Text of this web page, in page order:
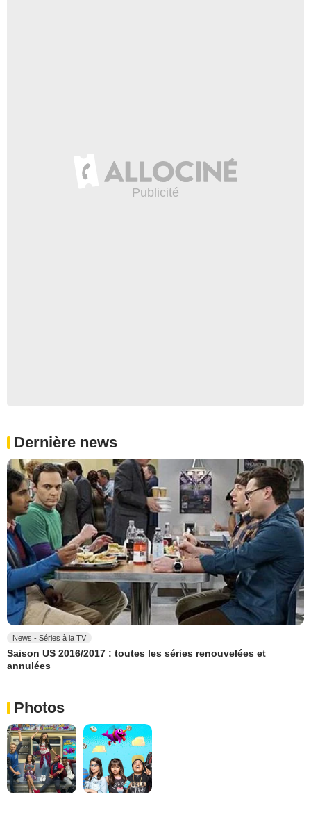
Dernière news
News - Séries à la TV
Saison US 2016/2017 : toutes les séries renouvelées et
annulées
Photos